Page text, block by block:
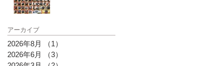
アーカイブ
2026年8月 （1）
2026年6月
（3）